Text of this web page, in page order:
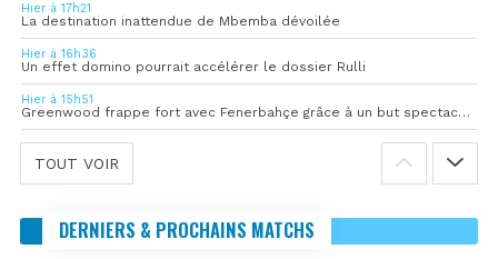
Hier à 17h21
La destination inattendue de Mbemba dévoilée
Hier à 16h36
Un effet domino pourrait accélérer le dossier Rulli
Hier à 15h51
Greenwood frappe fort avec Fenerbahçe grâce à un but spectaculaire
TOUT VOIR
DERNIERS & PROCHAINS MATCHS